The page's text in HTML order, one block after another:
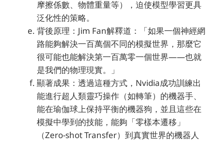
摩擦係數、物體重量等），迫使模型學習更具
泛化性的策略。
背後原理：Jim Fan解釋道：「如果一個神經網
路能夠解決一百萬個不同的模擬世界，那麼它
很可能也能解決第一百萬零一個世界——也就
是我們的物理現實。」
顯著成果：透過這種方式，Nvidia成功訓練出
能進行超人類靈巧操作（如轉筆）的機器手、
能在瑜伽球上保持平衡的機器狗，並且這些在
模擬中學到的技能，能夠「零樣本遷移」
（Zero-shot Transfer）到真實世界的機器人